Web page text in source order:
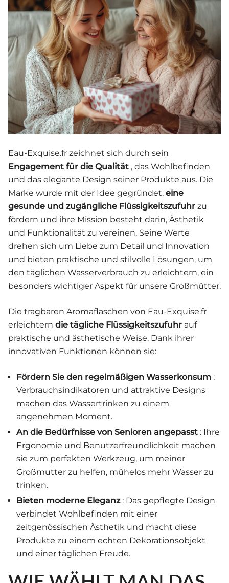
Eau-Exquise.fr zeichnet sich durch sein
Engagement für die Qualität , das Wohlbefinden
und das elegante Design seiner Produkte aus. Die
Marke wurde mit der Idee gegründet, eine
gesunde und zugängliche Flüssigkeitszufuhr zu
fördern und ihre Mission besteht darin, Ästhetik
und Funktionalität zu vereinen. Seine Werte
drehen sich um Liebe zum Detail und Innovation
und bieten praktische und stilvolle Lösungen, um
den täglichen Wasserverbrauch zu erleichtern, ein
besonders wichtiger Aspekt für unsere Großmütter.
Die tragbaren Aromaflaschen von Eau-Exquise.fr
erleichtern die tägliche Flüssigkeitszufuhr auf
praktische und ästhetische Weise. Dank ihrer
innovativen Funktionen können sie:
Fördern Sie den regelmäßigen Wasserkonsum :
Verbrauchsindikatoren und attraktive Designs
machen das Wassertrinken zu einem
angenehmen Moment.
An die Bedürfnisse von Senioren angepasst : Ihre
Ergonomie und Benutzerfreundlichkeit machen
sie zum perfekten Werkzeug, um meiner
Großmutter zu helfen, mühelos mehr Wasser zu
trinken.
Bieten moderne Eleganz: Das gepflegte Design
verbindet Wohlbefinden mit einer
zeitgenössischen Ästhetik und macht diese
Produkte zu einem echten Dekorationsobjekt
und einer täglichen Freude.